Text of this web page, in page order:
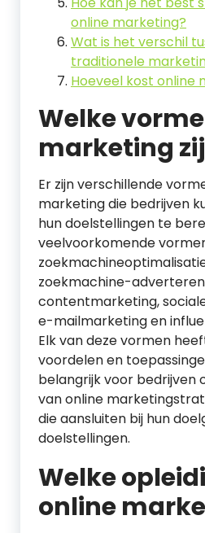
online marketing?
Wat is het verschil
traditionele
Hoeveel kost online
Welke
marketing
Er zijn verschillende
marketing die bedrijven
hun doelstellingen te
veelvoorkomende
zoekmachine-adverteren
contentmarketing,
e-mailmarketing en
Elk van deze vormen
voordelen en
belangrijk voor bedrijven
van online
die aansluiten bij hun
doelstellingen.
Welke
online